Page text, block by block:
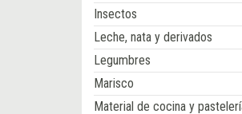
Insectos
Leche, nata y derivados
Legumbres
Marisco
Material de cocina y